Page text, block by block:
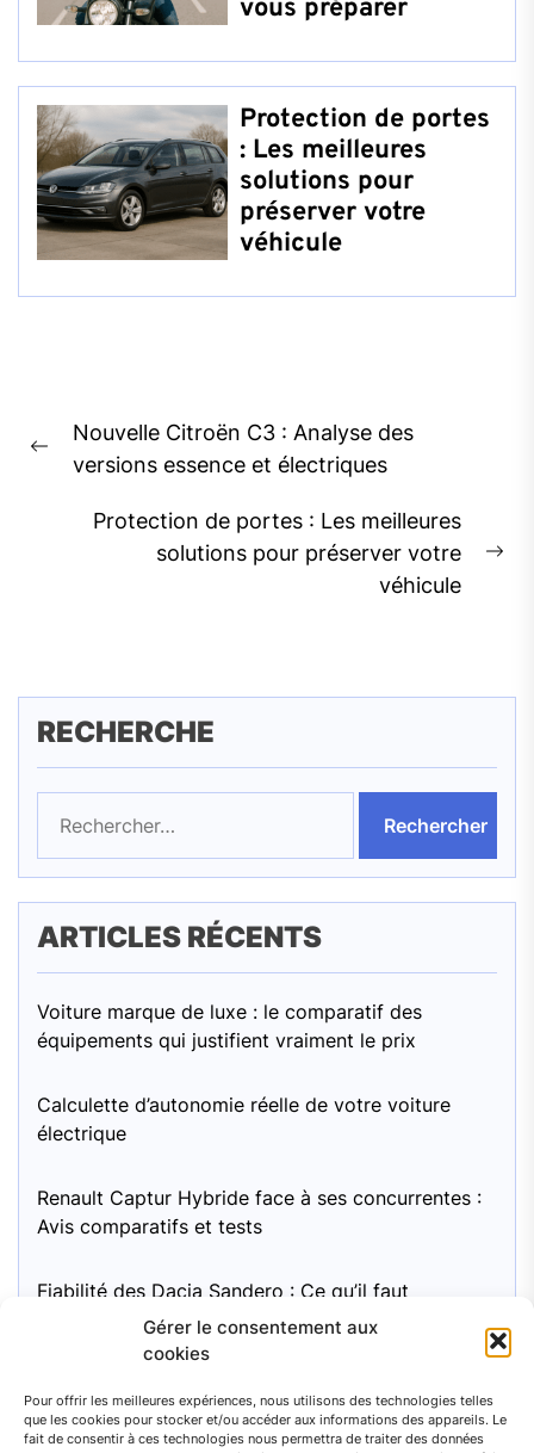
Gérer le consentement aux
cookies
Pour offrir les meilleures expériences, nous utilisons des technologies telles
que les cookies pour stocker et/ou accéder aux informations des appareils. Le
fait de consentir à ces technologies nous permettra de traiter des données
vous préparer
Protection de portes
: Les meilleures
solutions pour
préserver votre
véhicule
de
l’article
Previous
Nouvelle Citroën C3 : Analyse des
versions essence et électriques
Protection de portes : Les meilleures
solutions pour préserver votre
véhicule
RECHERCHE
ARTICLES RÉCENTS
Voiture marque de luxe : le comparatif des
équipements qui justifient vraiment le prix
Calculette d’autonomie réelle de votre voiture
électrique
Renault Captur Hybride face à ses concurrentes :
Avis comparatifs et tests
Fiabilité des Dacia Sandero : Ce qu’il faut
fiabilité à long terme, quel entretien recommandé
?